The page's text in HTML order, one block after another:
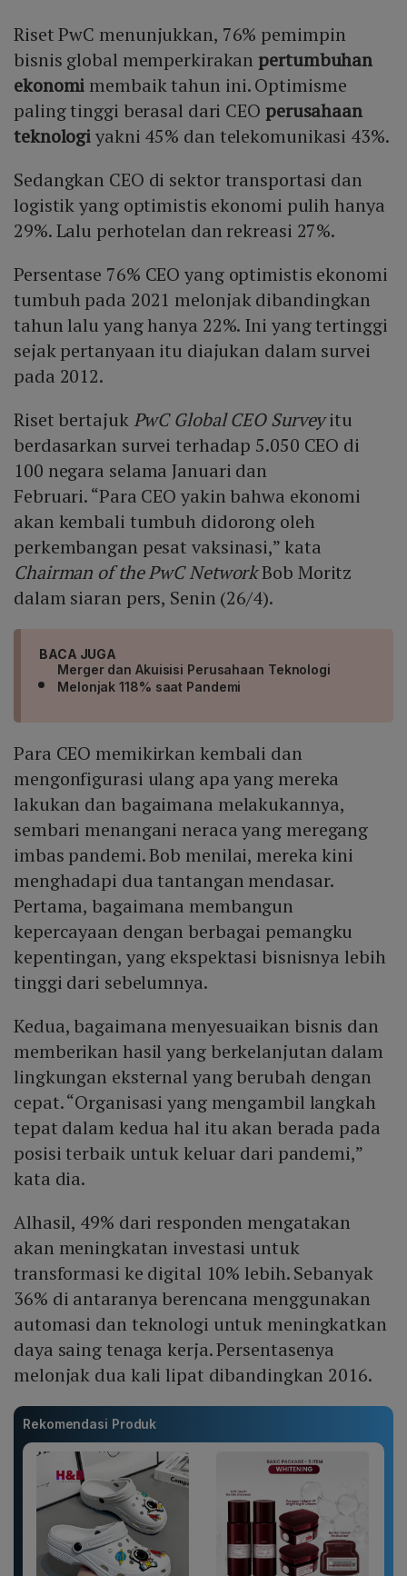
Riset PwC menunjukkan, 76% pemimpin
bisnis global memperkirakanpertumbuhan
ekonomi membaik tahun ini. Optimisme
paling tinggi berasal dari CEO perusahaan
teknologiyakni 45% dan telekomunikasi 43%.
Sedangkan CEO di sektor transportasi dan
logistik yang optimistis ekonomi pulih hanya
29%. Lalu perhotelan dan rekreasi 27%.
Persentase 76% CEO yang optimistis ekonomi
tumbuh pada 2021 melonjak dibandingkan
tahun lalu yang hanya 22%. Ini yang tertinggi
sejak pertanyaan itu diajukan dalam survei
pada 2012.
Riset bertajuk PwC Global CEO Surveyitu
berdasarkan survei terhadap 5.050 CEO di
100 negara selama Januari dan
Februari. “Para CEO yakin bahwa ekonomi
akan kembali tumbuh didorong oleh
perkembangan pesat vaksinasi,” kata
Chairman of the PwC NetworkBob Moritz
dalam siaran pers, Senin (26/4).
BACA JUGA
Merger dan Akuisisi Perusahaan Teknologi
Melonjak 118% saat Pandemi
Para CEO memikirkan kembali dan
mengonfigurasi ulang apa yang mereka
lakukan dan bagaimana melakukannya,
sembari menangani neraca yang meregang
imbas pandemi. Bob menilai, mereka kini
menghadapi dua tantangan mendasar.
Pertama, bagaimana membangun
kepercayaan dengan berbagai pemangku
kepentingan, yang ekspektasi bisnisnya lebih
tinggi dari sebelumnya.
Kedua, bagaimana menyesuaikan bisnis dan
memberikan hasil yang berkelanjutan dalam
lingkungan eksternal yang berubah dengan
cepat. “Organisasi yang mengambil langkah
tepat dalam kedua hal itu akan berada pada
posisi terbaik untuk keluar dari pandemi,”
kata dia.
Alhasil, 49% dari responden mengatakan
akan meningkatan investasi untuk
transformasi ke digital 10% lebih. Sebanyak
36% di antaranya berencana menggunakan
automasi dan teknologi untuk meningkatkan
daya saing tenaga kerja. Persentasenya
melonjak dua kali lipat dibandingkan 2016.
Rekomendasi Produk